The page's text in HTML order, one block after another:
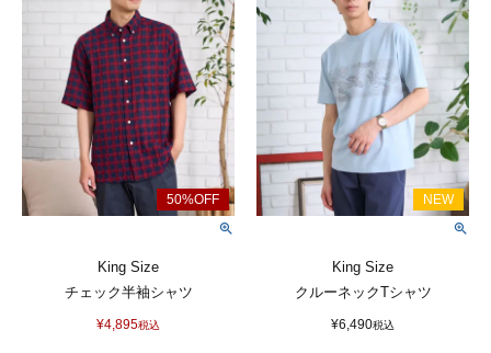
King Size
チェック半袖シャツ
¥4,895税込
King Size
クルーネックTシャツ
¥6,490税込